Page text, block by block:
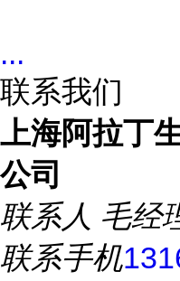
...
联系我们
上海阿拉丁
公司
联系人 毛经
联系手机